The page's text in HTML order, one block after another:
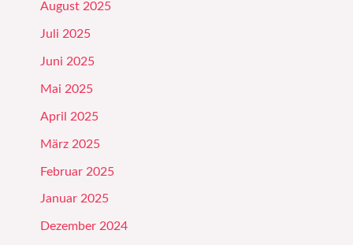
August 2025
Juli 2025
Juni 2025
Mai 2025
April 2025
März 2025
Februar 2025
Januar 2025
Dezember 2024